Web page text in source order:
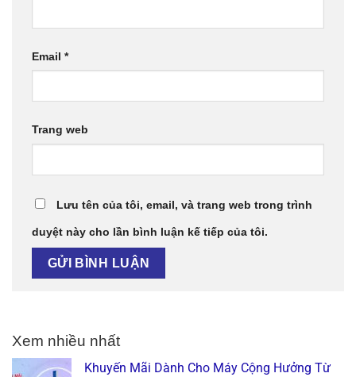
Email *
Trang web
Lưu tên của tôi, email, và trang web trong trình
duyệt này cho lần bình luận kế tiếp của tôi.
Xem nhiều nhất
Khuyến Mãi Dành Cho Máy Cộng Hưởng Từ